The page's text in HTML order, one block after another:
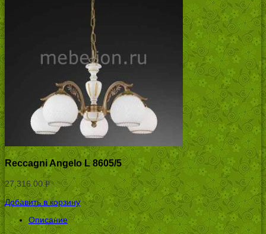
Reccagni Angelo L 8605/5
27,316.00Р
УБ.
Добавить в корзину
Описание